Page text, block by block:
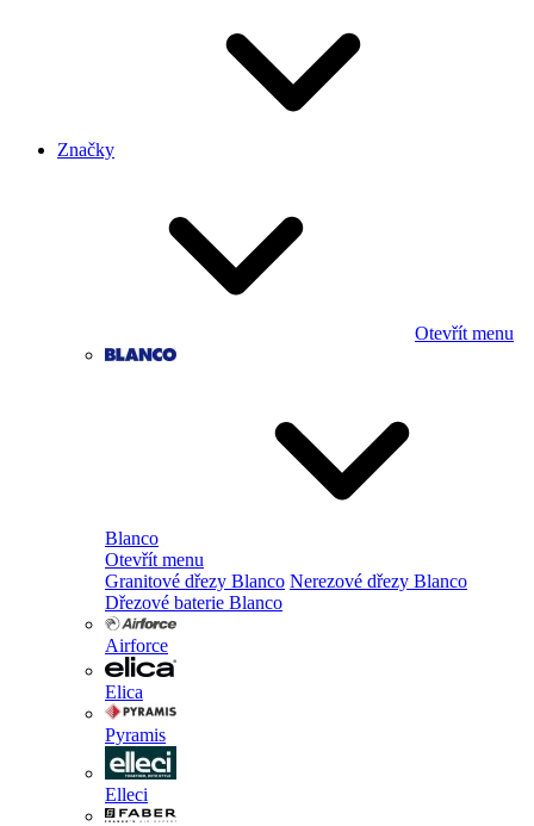
Značky
Otevřít menu
Blanco
Otevřít menu
Granitové dřezy Blanco Nerezové dřezy Blanco
Dřezové baterie Blanco
Airforce
Elica
Pyramis
Elleci